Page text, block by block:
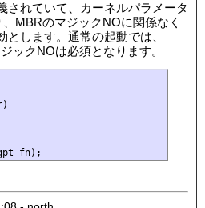
されていて、カーネルパラメータ
MBRのマジックNOに関係なく
します。通常の起動では、
ックNOは必須となります。